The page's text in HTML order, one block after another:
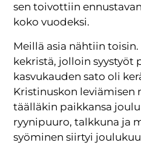
sen toivottiin
koko vuodeksi.
Meillä asia nähtiin
kekristä, jolloin syystyöt
kasvukauden sato oli
Kristinuskon leviämisen
täälläkin paikkansa
ryynipuuro, talkkuna ja
syöminen siirtyi